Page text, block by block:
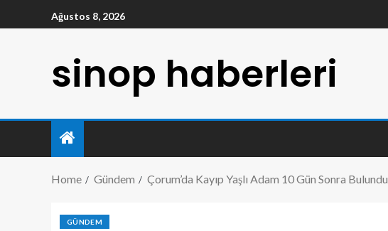
Ağustos 8, 2026
sinop haberleri
Home Gündem Çorum’da Kayıp Yaşlı Adam 10 Gün Sonra Bulundu
GÜNDEM